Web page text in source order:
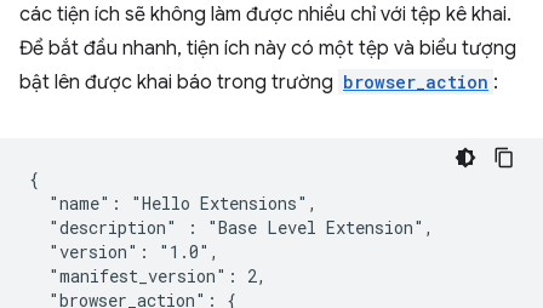
các tiện ích sẽ không làm được nhiều chỉ với tệp kê khai.
Để bắt đầu nhanh, tiện ích này có một tệp và biểu tượng
bật lên được khai báo trong trường browser_action :
{
  "name": "Hello Extensions",
  "description" : "Base Level Extension",
  "version": "1.0",
  "manifest_version": 2,
  "browser_action": {